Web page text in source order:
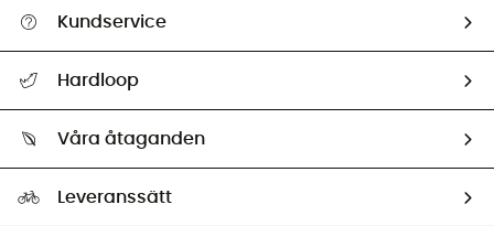
Kundservice
Retur & återbetalning
Hardloop
Ambassadörer
Våra åtaganden
Leveranssätt